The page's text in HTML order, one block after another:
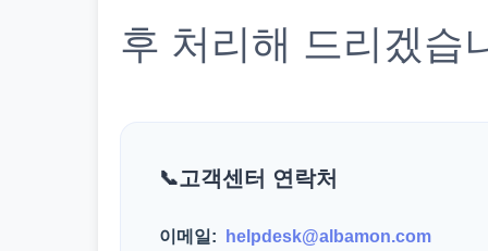
후 처리해 드리겠습
고객센터 연락처
이메일:
helpdesk@albamon.com